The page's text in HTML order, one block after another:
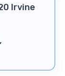
Irvine